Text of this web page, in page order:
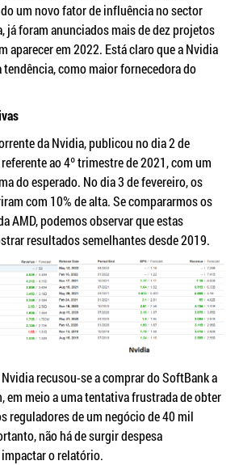
um novo fator de influência no sector
já foram anunciados mais de dez projetos
aparecer em 2022. Está claro que a Nvidia
tendência, como maior fornecedora do
da Nvidia, publicou no dia 2 de
ao 4º trimestre de 2021, com um
do esperado. No dia 3 de fevereiro, os
com 10% de alta. Se compararmos os
AMD, podemos observar que estas
resultados semelhantes desde 2019.
recusou-se a comprar do SoftBank a
em meio a uma tentativa frustrada de obter
reguladores de um negócio de 40 mil
não há de surgir despesa
o relatório.